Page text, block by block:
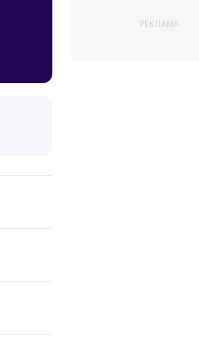
РЕКЛАМА